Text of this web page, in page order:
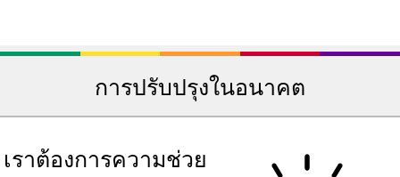
การปรับปรุงในอนาคต
เราต้องการความช่วย